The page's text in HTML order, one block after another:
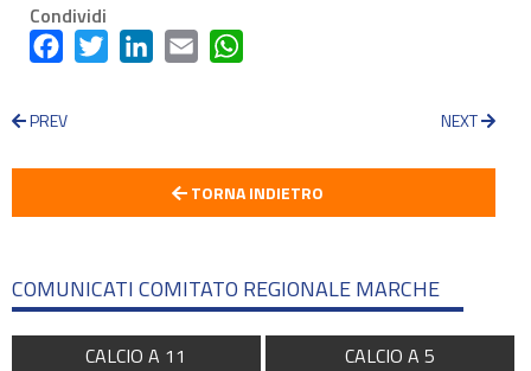
Condividi
FacebookTwitter LinkedInEmail
PREV NEXT
TORNA INDIETRO
COMUNICATI COMITATO REGIONALE MARCHE
CALCIO A 11 CALCIO A 5